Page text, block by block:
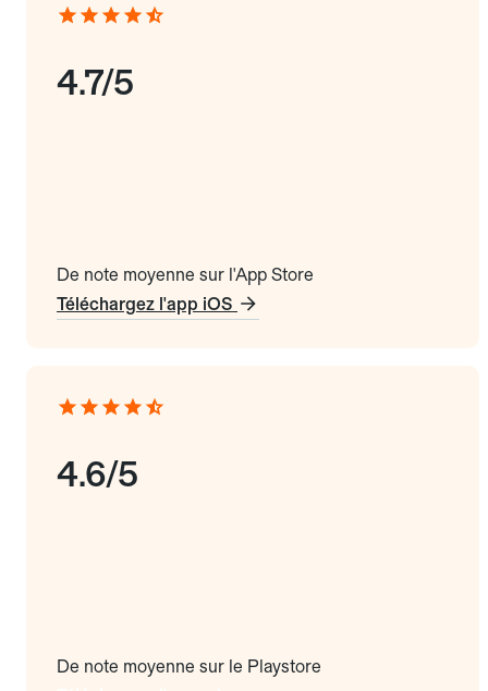
4.7/5
De note moyenne sur l'App Store
Téléchargez l'app iOS
4.6/5
De note moyenne sur le Playstore